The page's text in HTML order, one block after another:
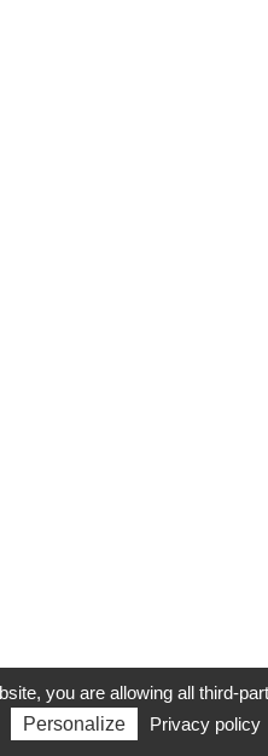
LÉGALES PLAN DU SITE
you are allowing all third-
Personalize Privacy policy